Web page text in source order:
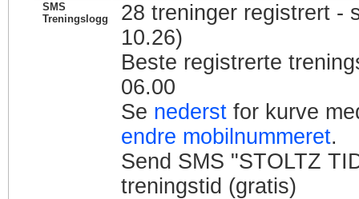
SMS
Treningslogg
28 treninger registrert -
10.26)
Beste registrerte
06.00
Se nederst for kurve
endre mobilnummeret.
Send SMS "STOLTZ
treningstid (gratis)